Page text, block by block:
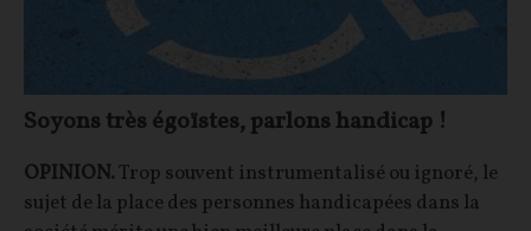
Soyons très égoïstes, parlons handicap !
OPINION.Trop souvent instrumentalisé ou ignoré, le
sujet de la place des personnes handicapées dans la